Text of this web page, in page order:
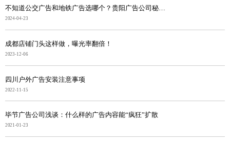
不知道公交广告和地铁广告选哪个？贵阳广告公司秘笈奉上
2024-04-23
成都店铺门头这样做，曝光率翻倍！
2023-12-06
四川户外广告安装注意事项
2022-11-15
毕节广告公司浅谈：什么样的广告内容能“疯狂”扩散
2021-01-23